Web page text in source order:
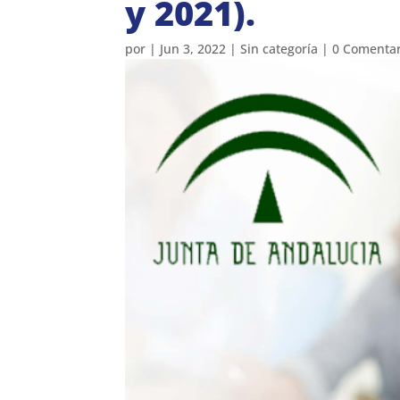
y 2021).
por | Jun 3, 2022 | Sin categoría | 0